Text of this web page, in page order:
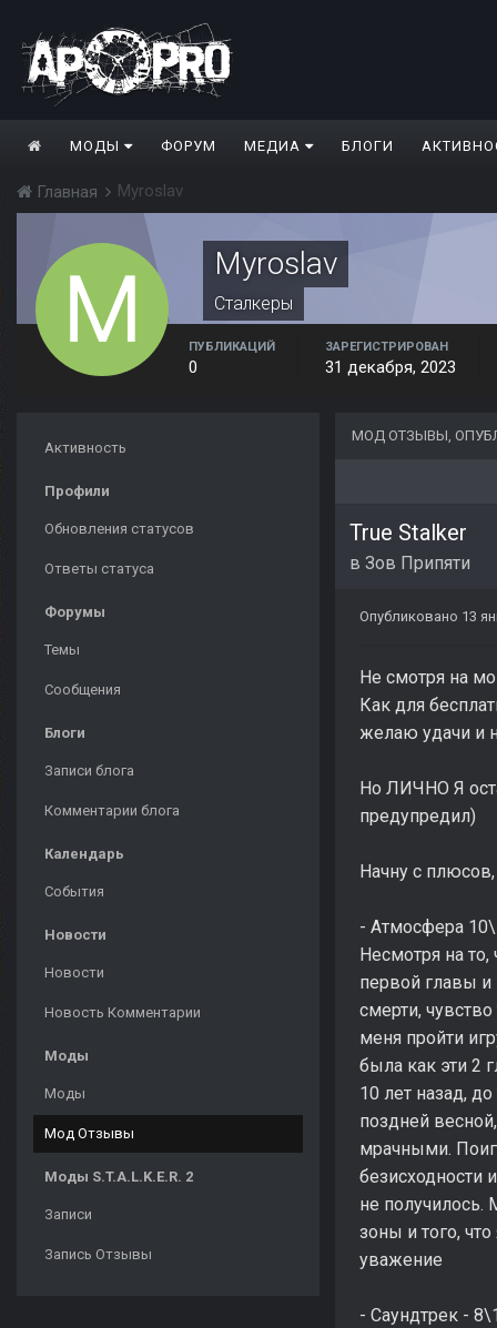
МОДЫ ФОРУМ МЕДИА БЛОГИ
Главная Myroslav
Myroslav
Сталкеры
ПУБЛИКАЦИЙ
0
ЗАРЕГИСТРИРОВАН
31 декабря, 2023
Активность
Профили
Обновления статусов
Ответы статуса
Форумы
Темы
Сообщения
Блоги
Записи блога
Комментарии блога
Календарь
События
Новости
Новости
Новость Комментарии
Моды
Моды
Мод Отзывы
Моды S.T.A.L.K.E.R. 2
Записи
Запись Отзывы
МОД ОТЗЫВЫ,
True Stalker
в Зов Припяти
Опубликовано 13
Не смотря на
Как для
желаю удачи и
Но ЛИЧНО Я
предупредил)
Начну с
- Атмосфера
Несмотря на
первой главы и
смерти,
меня пройти
была как эти 2
10 лет назад,
поздней
мрачными.
безисходности
не получилось.
зоны и того,
уважение
- Саундтрек -